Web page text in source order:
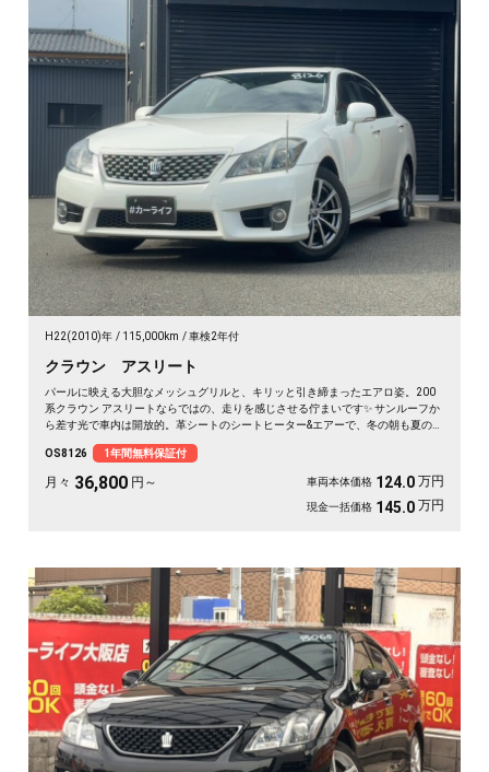
H22(2010)年 115,000km 車検2年付
クラウン アスリート
パールに映える大胆なメッシュグリルと、キリッと引き締まったエアロ姿。200
系クラウン アスリートならではの、走りを感じさせる佇まいです✨ サンルーフか
ら差す光で車内は開放的。革シートのシートヒーター&エアーで、冬の朝も夏の蒸
ります🚗 気になる車は早めのチェックがおすすめ。《1年保証付》でお届けしま
す👑
OS8126 1年間無料保証付
月々 36,800 円～ 車両本体価格 124.0 万円
現金一括価格 145.0 万円